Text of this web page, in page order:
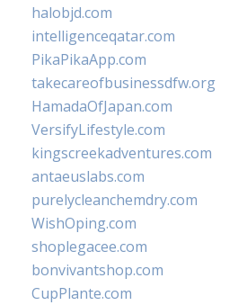
halobjd.com
intelligenceqatar.com
PikaPikaApp.com
takecareofbusinessdfw.org
HamadaOfJapan.com
VersifyLifestyle.com
kingscreekadventures.com
antaeuslabs.com
purelycleanchemdry.com
WishOping.com
shoplegacee.com
bonvivantshop.com
CupPlante.com